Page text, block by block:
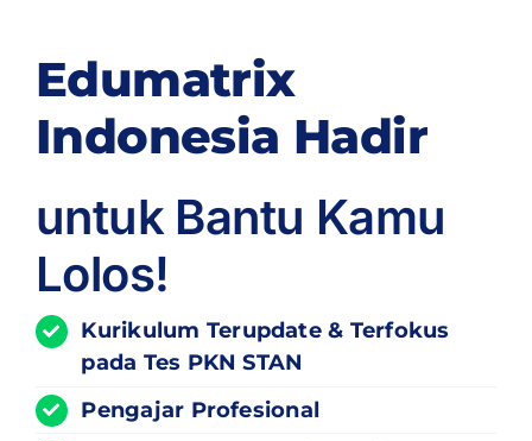
Edumatrix
Indonesia Hadir
untuk Bantu Kamu
Lolos!
Kurikulum Terupdate& Terfokus
pada Tes PKN STAN
Pengajar Profesional